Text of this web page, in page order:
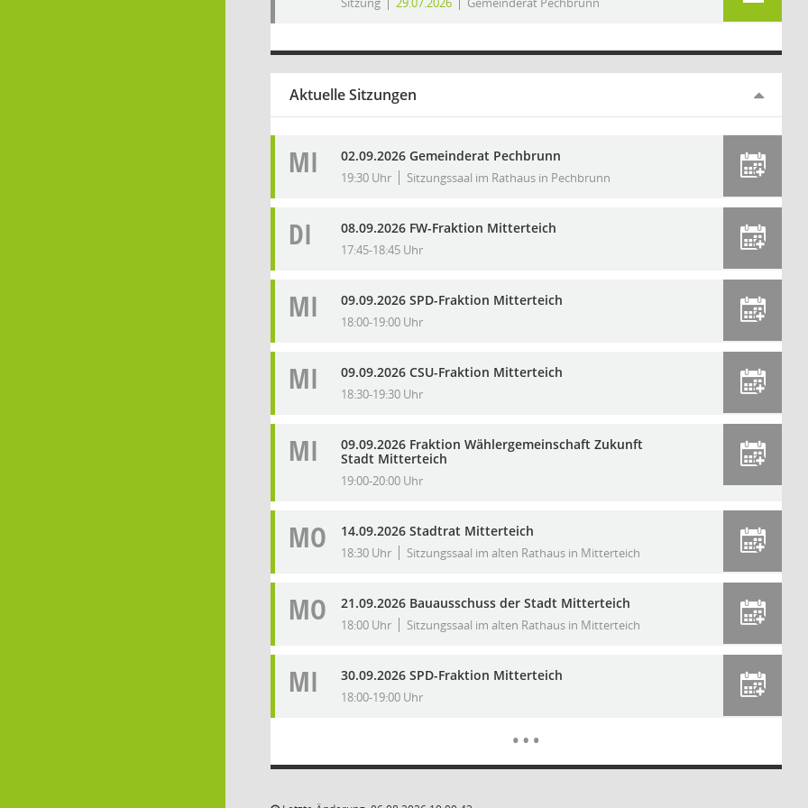
Aktuelle Sitzungen
MI 02.09.2026 Gemeinderat Pechbrunn
19:30 Uhr Sitzungssaal im Rathaus in Pechbrunn
DI 08.09.2026 FW-Fraktion Mitterteich
17:45-18:45 Uhr
MI 09.09.2026 SPD-Fraktion Mitterteich
18:00-19:00 Uhr
MI 09.09.2026 CSU-Fraktion Mitterteich
18:30-19:30 Uhr
MI
09.09.2026 Fraktion Wählergemeinschaft Zukunft
Stadt Mitterteich
19:00-20:00 Uhr
MO 14.09.2026 Stadtrat Mitterteich
18:30 Uhr Sitzungssaal im alten Rathaus in Mitterteich
MO 21.09.2026 Bauausschuss der Stadt Mitterteich
18:00 Uhr Sitzungssaal im alten Rathaus in Mitterteich
MI 30.09.2026 SPD-Fraktion Mitterteich
18:00-19:00 Uhr
… Mehr Daten